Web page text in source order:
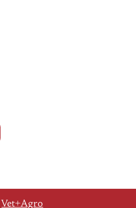
Vet+Agro